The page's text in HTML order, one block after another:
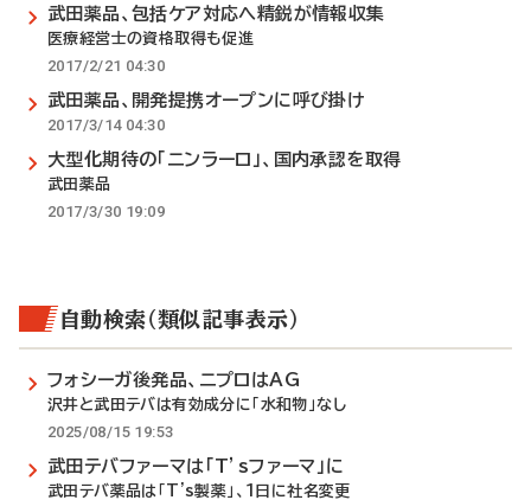
武田薬品、包括ケア対応へ精鋭が情報収集
医療経営士の資格取得も促進
2017/2/21 04:30
武田薬品、開発提携オープンに呼び掛け
2017/3/14 04:30
大型化期待の「ニンラーロ」、国内承認を取得
武田薬品
2017/3/30 19:09
自動検索（類似記事表示）
フォシーガ後発品、ニプロはAG
沢井と武田テバは有効成分に「水和物」なし
2025/08/15 19:53
武田テバファーマは「T’sファーマ」に
武田テバ薬品は「T's製薬」、1日に社名変更